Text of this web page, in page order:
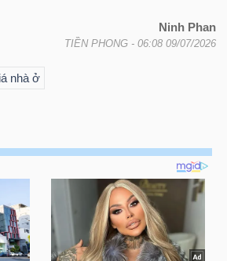
Ninh Phan
TIỀN PHONG - 06:08 09/07/2026
nhà ở